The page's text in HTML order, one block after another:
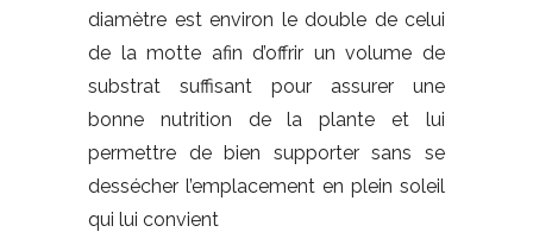
diamètre est environ le double de celui
de la motte afin d’offrir un volume de
substrat suffisant pour assurer une
bonne nutrition de la plante et lui
permettre de bien supporter sans se
dessécher l’emplacement en plein soleil
qui lui convient